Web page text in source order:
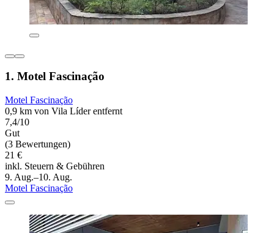
1. Motel Fascinação
Motel Fascinação
0,9 km von Vila Líder entfernt
7,4/10
Gut
(3 Bewertungen)
21 €
inkl. Steuern & Gebühren
9. Aug.–10. Aug.
Motel Fascinação